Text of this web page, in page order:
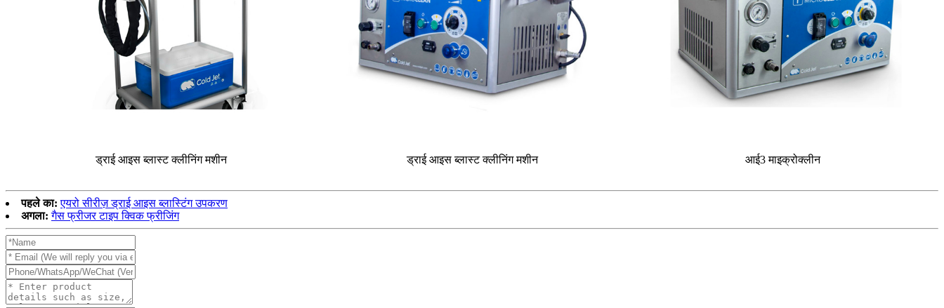
ड्राई आइस ब्लास्ट क्लीनिंग मशीन ड्राई आइस ब्लास्ट क्लीनिंग मशीन आई3 माइक्रोक्लीन
पहले का: एयरो सीरीज़ ड्राई आइस ब्लास्टिंग उपकरण
अगला: गैस फ्रीजर टाइप क्विक फ्रीजिंग